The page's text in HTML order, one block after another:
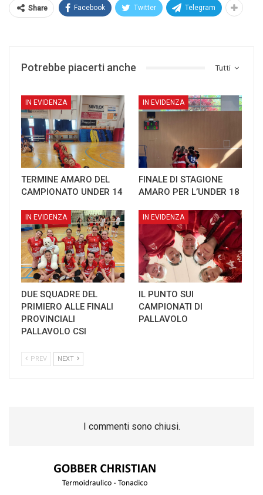
Share Facebook Twitter Telegram
Tutti
Potrebbe piacerti anche
IN EVIDENZA
TERMINE AMARO DEL
CAMPIONATO UNDER 14
IN EVIDENZA
FINALE DI STAGIONE
AMARO PER L’UNDER 18
IN EVIDENZA
DUE SQUADRE DEL
PRIMIERO ALLE FINALI
PROVINCIALI
PALLAVOLO CSI
IN EVIDENZA
IL PUNTO SUI
CAMPIONATI DI
PALLAVOLO
PREV NEXT
I commenti sono chiusi.